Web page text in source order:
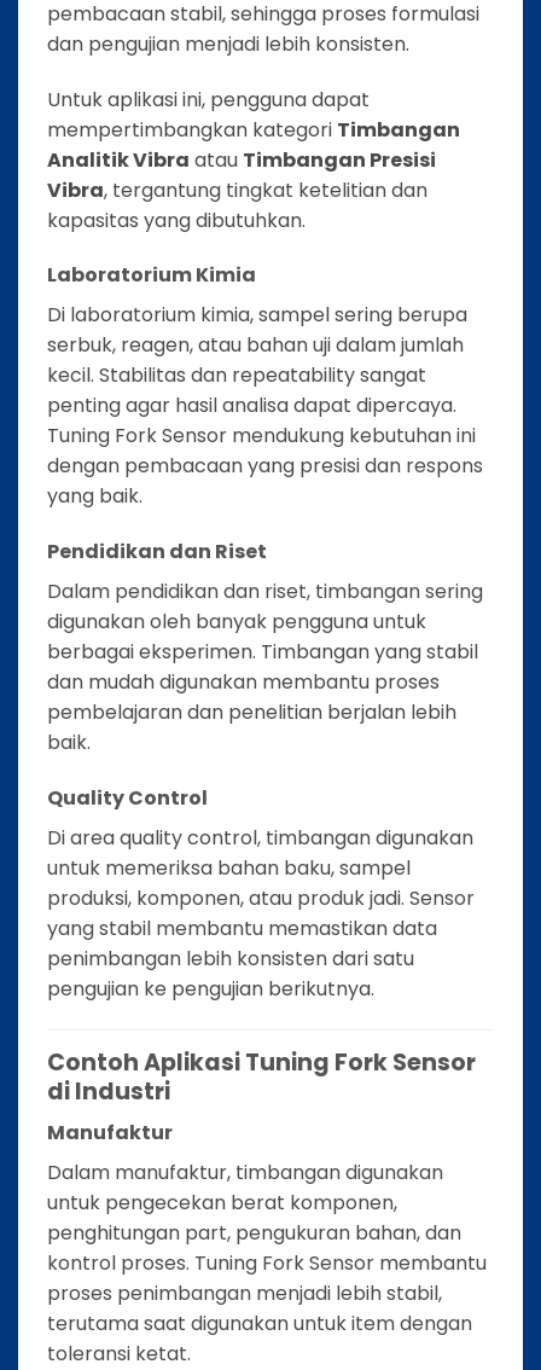
pembacaan stabil, sehingga proses formulasi
dan pengujian menjadi lebih konsisten.
Untuk aplikasi ini, pengguna dapat
mempertimbangkan kategori Timbangan
Analitik Vibra atau Timbangan Presisi
Vibra, tergantung tingkat ketelitian dan
kapasitas yang dibutuhkan.
Laboratorium Kimia
Di laboratorium kimia, sampel sering berupa
serbuk, reagen, atau bahan uji dalam jumlah
kecil. Stabilitas dan repeatability sangat
penting agar hasil analisa dapat dipercaya.
Tuning Fork Sensor mendukung kebutuhan ini
dengan pembacaan yang presisi dan respons
yang baik.
Pendidikan dan Riset
Dalam pendidikan dan riset, timbangan sering
digunakan oleh banyak pengguna untuk
berbagai eksperimen. Timbangan yang stabil
dan mudah digunakan membantu proses
pembelajaran dan penelitian berjalan lebih
baik.
Quality Control
Di area quality control, timbangan digunakan
untuk memeriksa bahan baku, sampel
produksi, komponen, atau produk jadi. Sensor
yang stabil membantu memastikan data
penimbangan lebih konsisten dari satu
pengujian ke pengujian berikutnya.
Contoh Aplikasi Tuning Fork Sensor
di Industri
Manufaktur
Dalam manufaktur, timbangan digunakan
untuk pengecekan berat komponen,
penghitungan part, pengukuran bahan, dan
kontrol proses. Tuning Fork Sensor membantu
proses penimbangan menjadi lebih stabil,
terutama saat digunakan untuk item dengan
toleransi ketat.